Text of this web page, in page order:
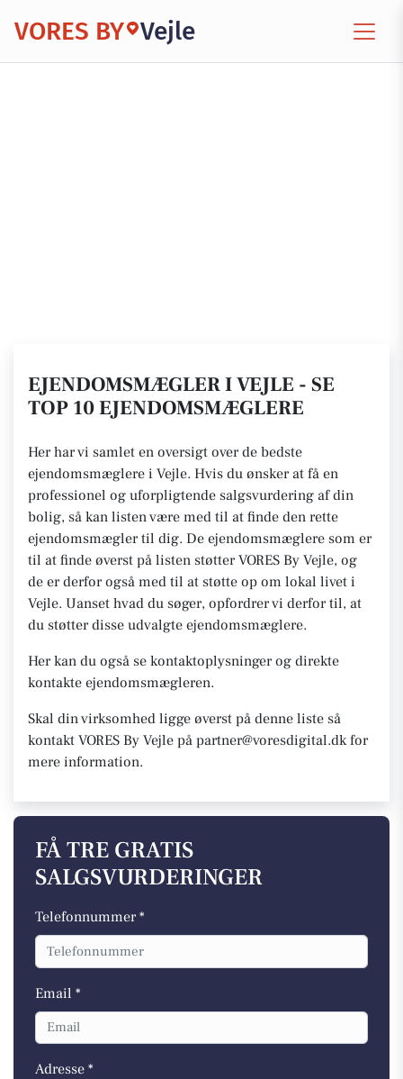
VORES BY Vejle
EJENDOMSMÆGLER I VEJLE - SE
TOP 10 EJENDOMSMÆGLERE
Her har vi samlet en oversigt over de bedste
ejendomsmæglere i Vejle. Hvis du ønsker at få en
professionel og uforpligtende salgsvurdering af din
bolig, så kan listen være med til at finde den rette
ejendomsmægler til dig. De ejendomsmæglere som er
til at finde øverst på listen støtter VORES By Vejle, og
de er derfor også med til at støtte op om lokal livet i
Vejle. Uanset hvad du søger, opfordrer vi derfor til, at
du støtter disse udvalgte ejendomsmæglere.
Her kan du også se kontaktoplysninger og direkte
kontakte ejendomsmægleren.
Skal din virksomhed ligge øverst på denne liste så
kontakt VORES By Vejle på partner@voresdigital.dk for
mere information.
FÅ TRE GRATIS
SALGSVURDERINGER
Telefonnummer *
Email *
Adresse *